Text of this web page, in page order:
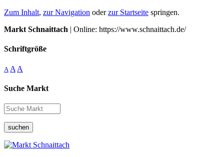
Zum Inhalt, zur Navigation oderzur Startseite springen.
Markt Schnaittach | Online: https://www.schnaittach.de/
Schriftgröße
A A A
Suche Markt
suchen